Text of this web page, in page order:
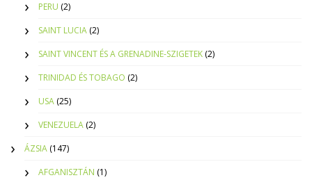
PERU (2)
SAINT LUCIA (2)
SAINT VINCENT ÉS A GRENADINE-SZIGETEK (2)
TRINIDAD ÉS TOBAGO (2)
USA (25)
VENEZUELA (2)
ÁZSIA (147)
AFGANISZTÁN (1)